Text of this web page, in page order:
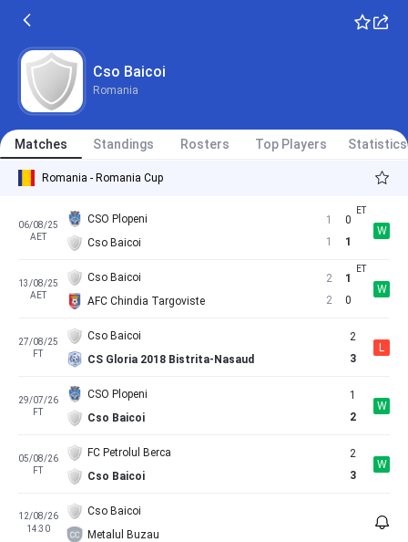
Cso Baicoi
Romania
Matches Standings Rosters Top Players Statistics
Romania - Romania Cup
06/08/25
AET
CSO Plopeni
Cso Baicoi
1
1
0
1
W
13/08/25
AET
Cso Baicoi
AFC Chindia Targoviste
2
2
1
0
W
27/08/25
FT
Cso Baicoi
CS Gloria 2018 Bistrita-Nasaud
2
3
L
29/07/26
FT
CSO Plopeni
Cso Baicoi
1
2
W
05/08/26
FT
FC Petrolul Berca
Cso Baicoi
2
3
W
12/08/26
14:30
Cso Baicoi
Metalul Buzau